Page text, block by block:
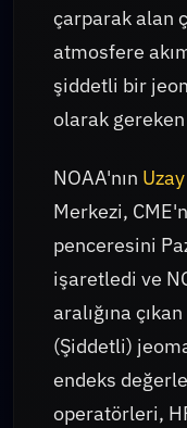
çarparak alan
atmosfere
şiddetli bir
olarak
NOAA'nın
Merkezi,
penceresini
işaretledi ve
aralığına
(Şiddetli)
endeks
operatörleri,